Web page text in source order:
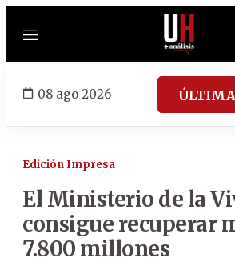
Menú
08 ago 2026
Edición Impresa
El Ministerio de la
consigue recuperar
7.800 millones